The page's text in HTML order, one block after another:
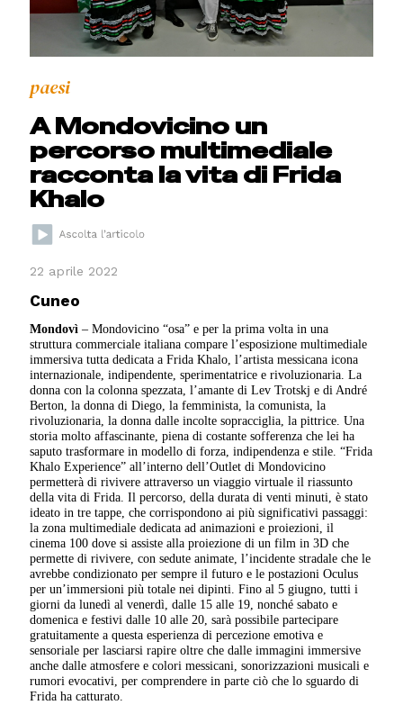
paesi
A Mondovicino un
percorso multimediale
racconta la vita di Frida
Khalo
22 aprile 2022
Cuneo
Mondovì – Mondovicino “osa” e per la prima volta in una
struttura commerciale italiana compare l’esposizione multimediale
immersiva tutta dedicata a Frida Khalo, l’artista messicana icona
internazionale, indipendente, sperimentatrice e rivoluzionaria. La
donna con la colonna spezzata, l’amante di Lev Trotskj e di André
Berton, la donna di Diego, la femminista, la comunista, la
rivoluzionaria, la donna dalle incolte sopracciglia, la pittrice. Una
storia molto affascinante, piena di costante sofferenza che lei ha
saputo trasformare in modello di forza, indipendenza e stile. “Frida
Khalo Experience” all’interno dell’Outlet di Mondovicino
permetterà di rivivere attraverso un viaggio virtuale il riassunto
della vita di Frida. Il percorso, della durata di venti minuti, è stato
ideato in tre tappe, che corrispondono ai più significativi passaggi:
la zona multimediale dedicata ad animazioni e proiezioni, il
cinema 100 dove si assiste alla proiezione di un film in 3D che
permette di rivivere, con sedute animate, l’incidente stradale che le
avrebbe condizionato per sempre il futuro e le postazioni Oculus
per un’immersioni più totale nei dipinti. Fino al 5 giugno, tutti i
giorni da lunedì al venerdì, dalle 15 alle 19, nonché sabato e
domenica e festivi dalle 10 alle 20, sarà possibile partecipare
gratuitamente a questa esperienza di percezione emotiva e
sensoriale per lasciarsi rapire oltre che dalle immagini immersive
anche dalle atmosfere e colori messicani, sonorizzazioni musicali e
rumori evocativi, per comprendere in parte ciò che lo sguardo di
Frida ha catturato.